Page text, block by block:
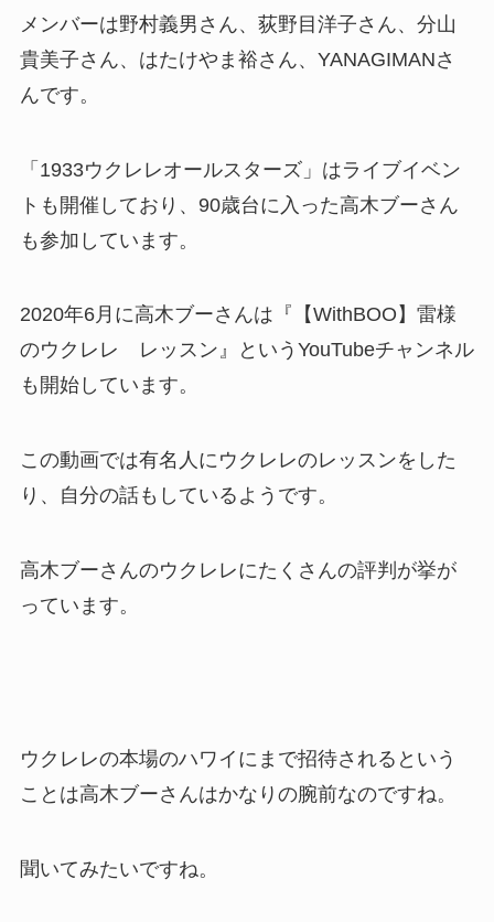
メンバーは野村義男さん、荻野目洋子さん、分山
貴美子さん、はたけやま裕さん、YANAGIMANさ
んです。
「1933ウクレレオールスターズ」はライブイベン
トも開催しており、90歳台に入った高木ブーさん
も参加しています。
2020年6月に高木ブーさんは『【WithBOO】雷様
のウクレレ レッスン』というYouTubeチャンネル
も開始しています。
この動画では有名人にウクレレのレッスンをした
り、自分の話もしているようです。
高木ブーさんのウクレレにたくさんの評判が挙が
っています。
ウクレレの本場のハワイにまで招待されるという
ことは高木ブーさんはかなりの腕前なのですね。
聞いてみたいですね。